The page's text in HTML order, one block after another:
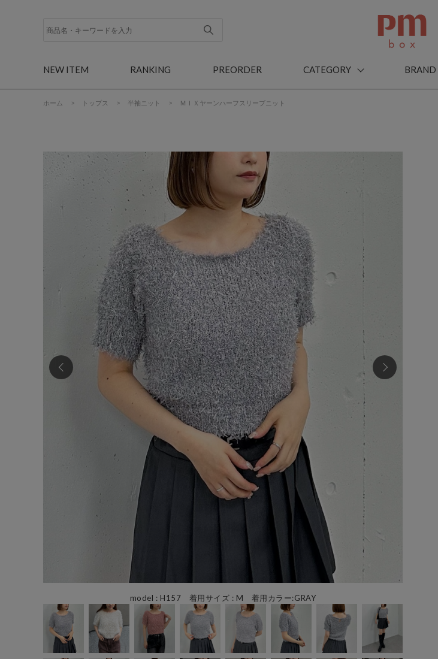
NEW ITEM RANKING PREORDER CATEGORY BRAND
ホーム > トップス > 半袖ニット > ＭＩＸヤーンハーフスリーブニット
model : H157 着用サイズ : M 着用カラー:GRAY